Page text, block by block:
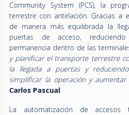
Community System (PCS), la
terrestre con antelación. Gracias a
de manera más equilibrada la
puertas de acceso,
permanencia dentro de las
y planificar el transporte terrestre
la llegada a puertas y
simplificar la operación y
Carlos Pascual.
La automatización de accesos